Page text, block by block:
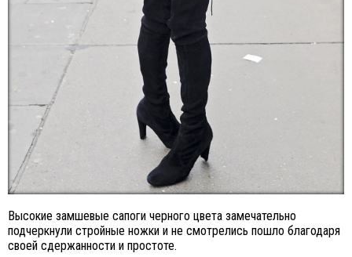
Высокие замшевые сапоги черного цвета замечательно
подчеркнули стройные ножки и не смотрелись пошло благодаря
своей сдержанности и простоте.